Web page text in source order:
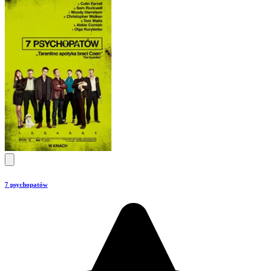
7 psychopatów